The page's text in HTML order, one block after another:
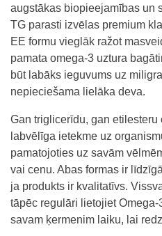
augstākas biopieejamības un
TG parasti izvēlas premium
EE formu vieglāk ražot
pamata omega-3 uztura
būt labāks ieguvums uz
nepieciešama lielāka deva.
Gan triglicerīdu, gan etilesteru
labvēlīga ietekme uz
pamatojoties uz savām
vai cenu. Abas formas ir
ja produkts ir kvalitatīvs.
tāpēc regulāri lietojiet
savam ķermenim laiku, lai